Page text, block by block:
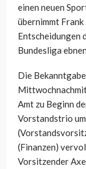
einen neuen
übernimmt
Entscheidungen
Bundesliga
Die
Amt zu Beginn
Vorstandstrio
(Finanzen)
Vorsitzender